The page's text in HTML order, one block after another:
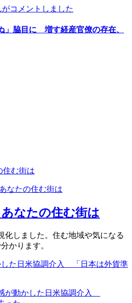
コメントしました
」脇目に 増す経産官僚の存在、
住む街は
なたの住む街は
化しました。住む地域や気になる
かります。
した日米協調介入 「日本は外貨準